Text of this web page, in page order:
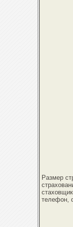
Размер
телефон,